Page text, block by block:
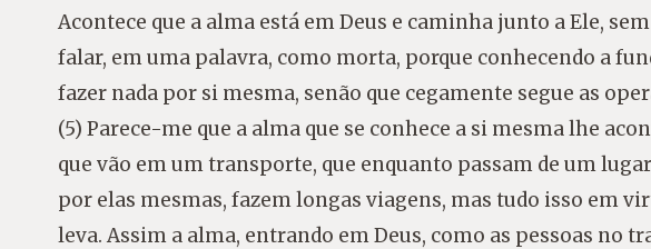
Acontece que a alma está em Deus e caminha junto a Ele,
falar, em uma palavra, como morta, porque conhecendo a
fazer nada por si mesma, senão que cegamente segue as
(5) Parece-me que a alma que se conhece a si mesma lhe
que vão em um transporte, que enquanto passam de um
por elas mesmas, fazem longas viagens, mas tudo isso em
leva. Assim a alma, entrando em Deus, como as pessoas no